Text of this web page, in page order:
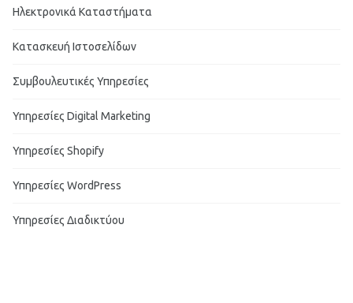
Ηλεκτρονικά Καταστήματα
Κατασκευή Ιστοσελίδων
Συμβουλευτικές Υπηρεσίες
Υπηρεσίες Digital Marketing
Υπηρεσίες Shopify
Υπηρεσίες WordPress
Υπηρεσίες Διαδικτύου